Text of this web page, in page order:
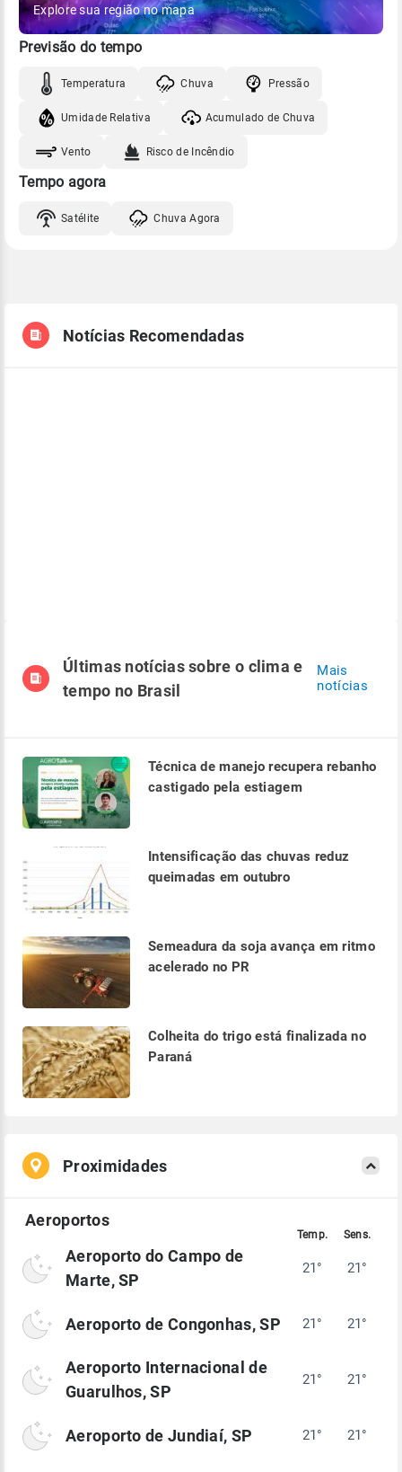
Explore sua região no mapa
Previsão do tempo
Temperatura Chuva Pressão
Umidade Relativa Acumulado de Chuva
Vento Risco de Incêndio
Tempo agora
Satélite Chuva Agora
Notícias Recomendadas
Últimas notícias sobre o clima e
tempo no Brasil
Mais
notícias
Técnica de manejo recupera rebanho
castigado pela estiagem
Intensificação das chuvas reduz
queimadas em outubro
Semeadura da soja avança em ritmo
acelerado no PR
Colheita do trigo está finalizada no
Paraná
Proximidades
Aeroporto do Campo de
Marte, SP
21° 21°
Aeroporto de Congonhas, SP 21° 21°
Aeroporto Internacional de
Guarulhos, SP
21° 21°
Aeroporto de Jundiaí, SP 21° 21°